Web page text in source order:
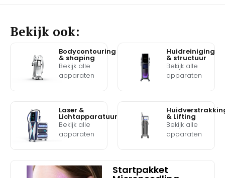
Bekijk ook:
Bodycontouring
& shaping
Bekijk alle
apparaten
Huidreiniging
& structuur
Bekijk alle
apparaten
Laser &
Lichtapparatuur
Bekijk alle
apparaten
& Lifting
Bekijk alle
apparaten
Startpakket